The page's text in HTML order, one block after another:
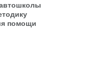
помощи